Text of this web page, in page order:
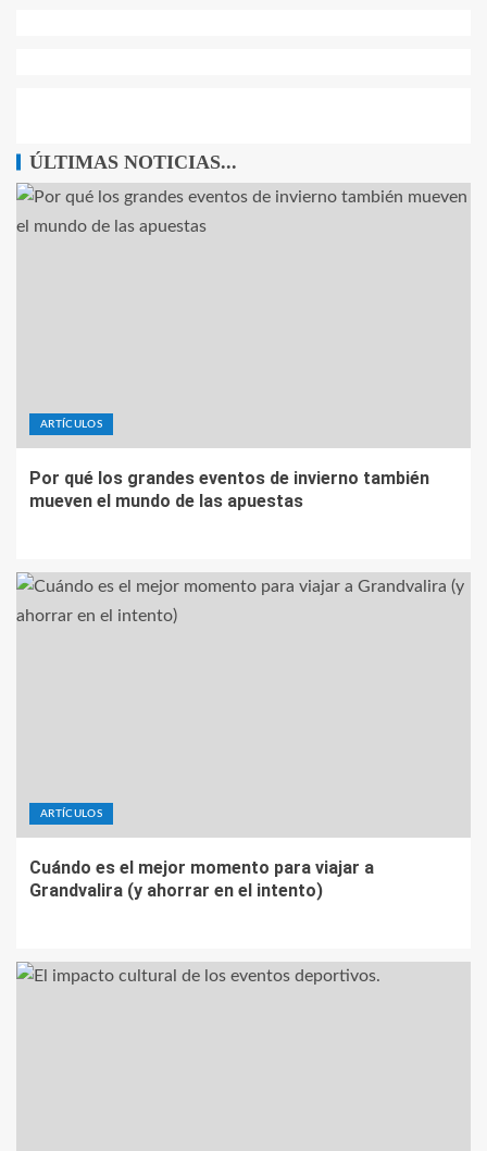
ÚLTIMAS NOTICIAS...
ARTÍCULOS
Por qué los grandes eventos de invierno también
mueven el mundo de las apuestas
ARTÍCULOS
Cuándo es el mejor momento para viajar a
Grandvalira (y ahorrar en el intento)